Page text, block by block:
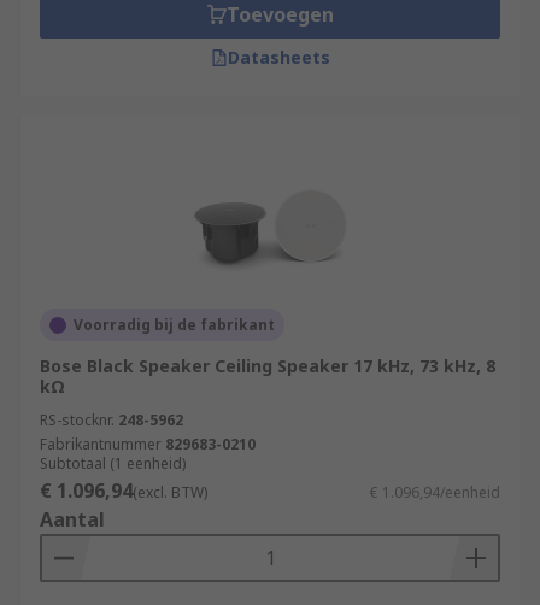
Toevoegen
Datasheets
Voorradig bij de fabrikant
Bose Black Speaker Ceiling Speaker 17 kHz, 73 kHz, 8
kΩ
RS-stocknr. 248-5962
Fabrikantnummer 829683-0210
Subtotaal (1 eenheid)
€ 1.096,94(excl. BTW) € 1.096,94/eenheid
Aantal